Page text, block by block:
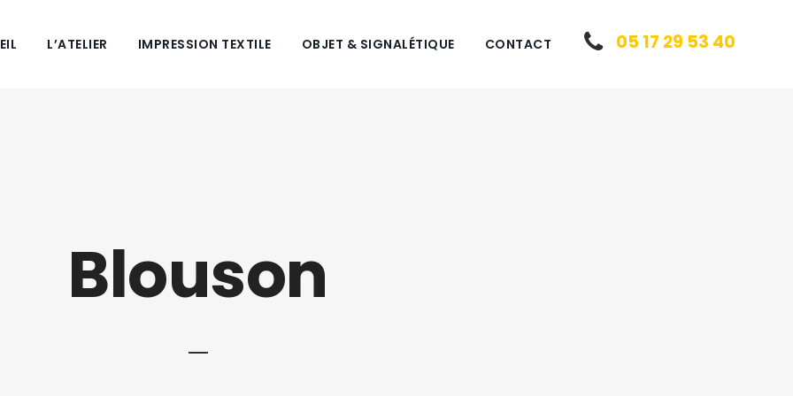
05 17 29 53 40
L’ATELIER IMPRESSION TEXTILE OBJET & SIGNALÉTIQUE CONTACT
Blouson